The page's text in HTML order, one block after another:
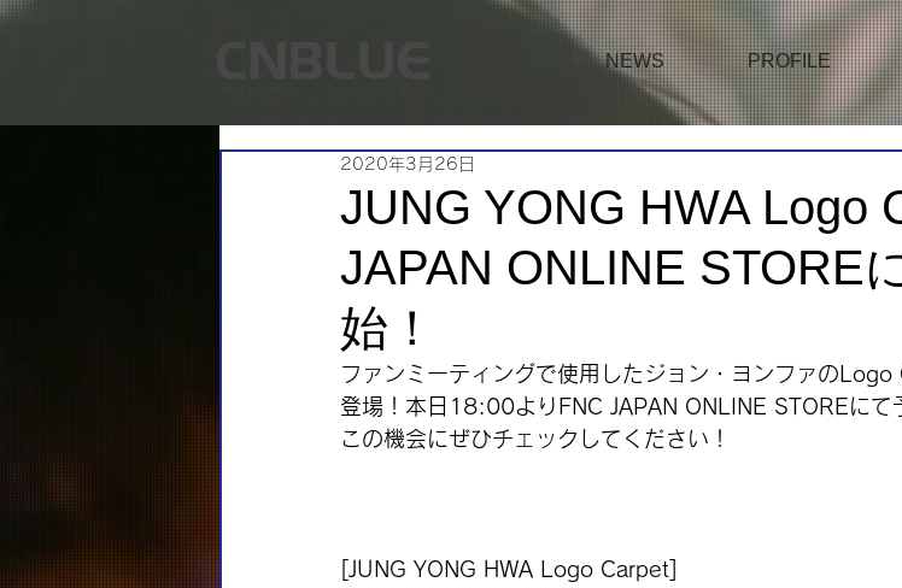
NEWS PROFILE
JUNG YONG HWA Logo
JAPAN ONLINE STORE
始！
2020年3月26日
ファンミーティングで使用したジョン・ヨンファの
登場！本日18:00よりFNC JAPAN ONLINE STOREに
この機会にぜひチェックしてください！
[JUNG YONG HWA Logo Carpet]